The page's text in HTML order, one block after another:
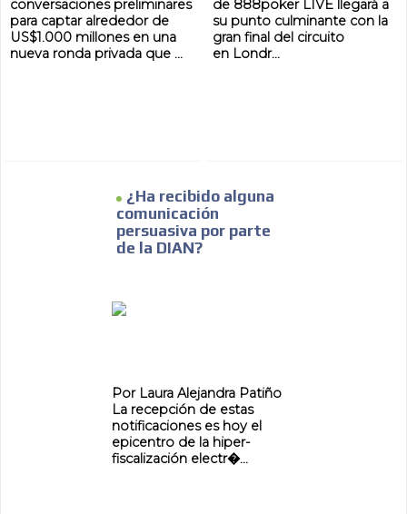
conversaciones preliminares
para captar alrededor de
US$1.000 millones en una
nueva ronda privada que ...
de 888poker LIVE llegará a
su punto culminante con la
gran final del circuito
en Londr...
¿Ha recibido alguna
comunicación
persuasiva por parte
de la DIAN?
Por Laura Alejandra Patiño
La recepción de estas
notificaciones es hoy el
epicentro de la hiper-
fiscalización electr�...